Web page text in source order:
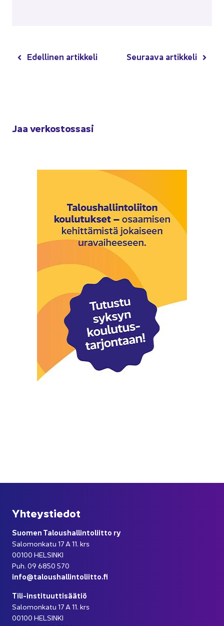
Jaa ver­kos­tos­sa­si
Edel­li­nen ar­tik­ke­li Seu­raa­va ar­tik­ke­li
Yh­teys­tie­dot
Suo­men Ta­lous­hal­lin­to­liit­to ry
Sa­lo­mon­ka­tu 17 A 11. krs
00100 HEL­SIN­KI
Puh. 09 6850 570
info@ta­lous­hal­lin­to­liit­to.fi
Tili-​instituuttisäätiö
Sa­lo­mon­ka­tu 17 A 11. krs
00100 HEL­SIN­KI